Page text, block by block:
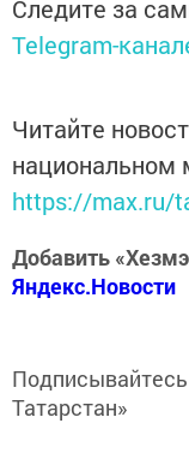
Следите за
Telegram-
Читайте
национальном
https://max.ru/
Добавить
Яндекс.Новости
Татарстан»